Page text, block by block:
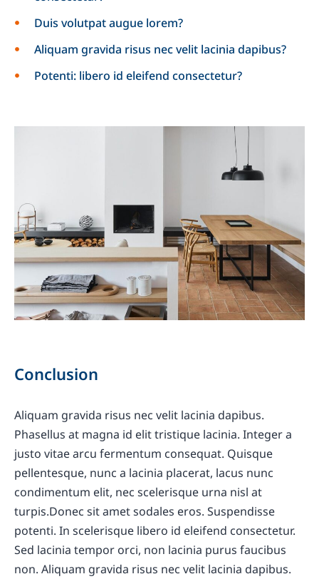
Duis volutpat augue lorem?
Aliquam gravida risus nec velit lacinia dapibus?
Potenti: libero id eleifend consectetur?
Conclusion
Aliquam gravida risus nec velit lacinia dapibus.
Phasellus at magna id elit tristique lacinia. Integer a
justo vitae arcu fermentum consequat. Quisque
pellentesque, nunc a lacinia placerat, lacus nunc
condimentum elit, nec scelerisque urna nisl at
turpis.Donec sit amet sodales eros. Suspendisse
potenti. In scelerisque libero id eleifend consectetur.
Sed lacinia tempor orci, non lacinia purus faucibus
non. Aliquam gravida risus nec velit lacinia dapibus.